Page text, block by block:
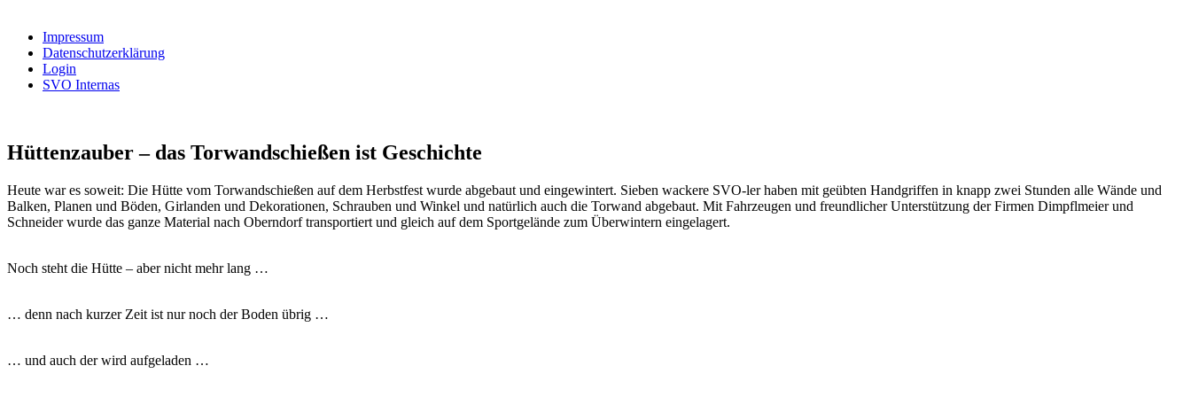
nach:
Impressum
Datenschutzerklärung
Login
SVO Internas
Hüttenzauber – das Torwandschießen ist Geschichte
Heute war es soweit: Die Hütte vom Torwandschießen auf dem Herbstfest wurde abgebaut und eingewintert. Sieben wackere SVO-ler haben mit geübten Handgriffen in knapp zwei Stunden alle Wände und
Balken, Planen und Böden, Girlanden und Dekorationen, Schrauben und Winkel und natürlich auch die Torwand abgebaut. Mit Fahrzeugen und freundlicher Unterstützung der Firmen Dimpflmeier und
Schneider wurde das ganze Material nach Oberndorf transportiert und gleich auf dem Sportgelände zum Überwintern eingelagert.
Noch steht die Hütte – aber nicht mehr lang …
… denn nach kurzer Zeit ist nur noch der Boden übrig …
… und auch der wird aufgeladen …